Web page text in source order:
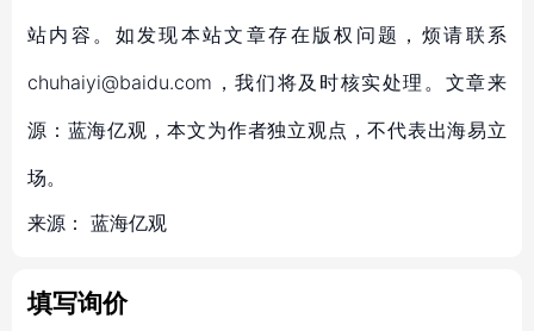
站内容。如发现本站文章存在版权问题，烦请联系
chuhaiyi@baidu.com，我们将及时核实处理。文章来
源：蓝海亿观，本文为作者独立观点，不代表出海易立
场。
来源： 蓝海亿观
填写询价